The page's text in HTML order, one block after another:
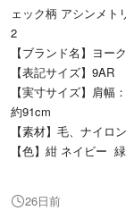
ェック柄 アシンメト
2
【ブランド名】ヨー
【表記サイズ】9AR
【実寸サイズ】肩
約91cm
【素材】毛、ナイロ
【色】紺 ネイビー
【仕様】首後ろか
【状態】全体的に多
26日前